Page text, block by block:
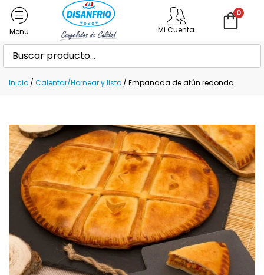
Mi Cuenta
0
Inicio / Calentar/Hornear y listo / Empanada de atún redonda